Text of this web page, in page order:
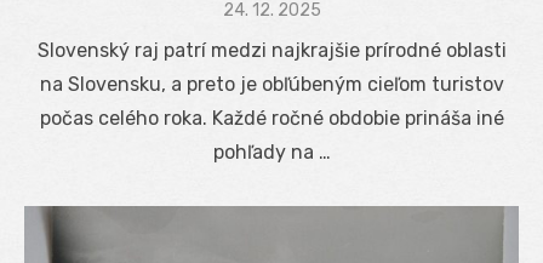
Posted
24. 12. 2025
Slovenský raj patrí medzi najkrajšie prírodné oblasti
na Slovensku, a preto je obľúbeným cieľom turistov
počas celého roka. Každé ročné obdobie prináša iné
pohľady na …